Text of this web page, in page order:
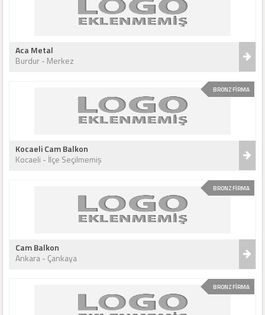
Aca Metal
Burdur - Merkez
BRONZ FİRMA
Kocaeli Cam Balkon
Kocaeli - İlçe Seçilmemiş
BRONZ FİRMA
Cam Balkon
Ankara - Çankaya
BRONZ FİRMA